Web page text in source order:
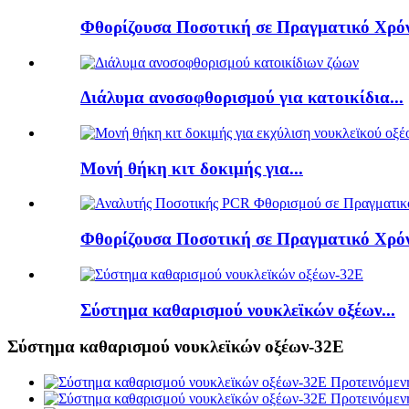
Φθορίζουσα Ποσοτική σε Πραγματικό
Διάλυμα ανοσοφθορισμού για κατοικίδια...
Μονή θήκη κιτ δοκιμής για...
Φθορίζουσα Ποσοτική σε Πραγματικό
Σύστημα καθαρισμού νουκλεϊκών οξέων...
Σύστημα καθαρισμού νουκλεϊκών οξέων-32E